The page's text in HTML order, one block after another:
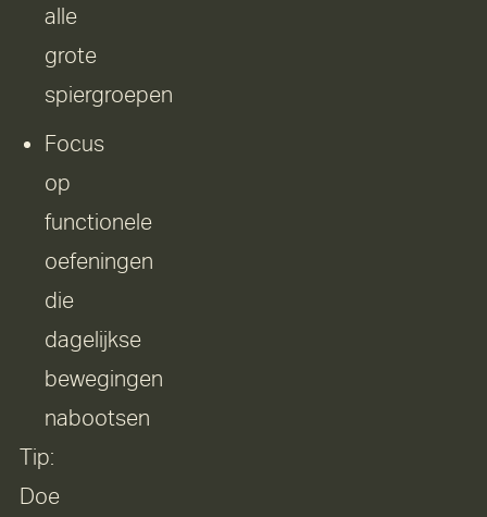
alle
grote
spiergroepen
Focus
op
functionele
oefeningen
die
dagelijkse
bewegingen
nabootsen
Tip:
Doe